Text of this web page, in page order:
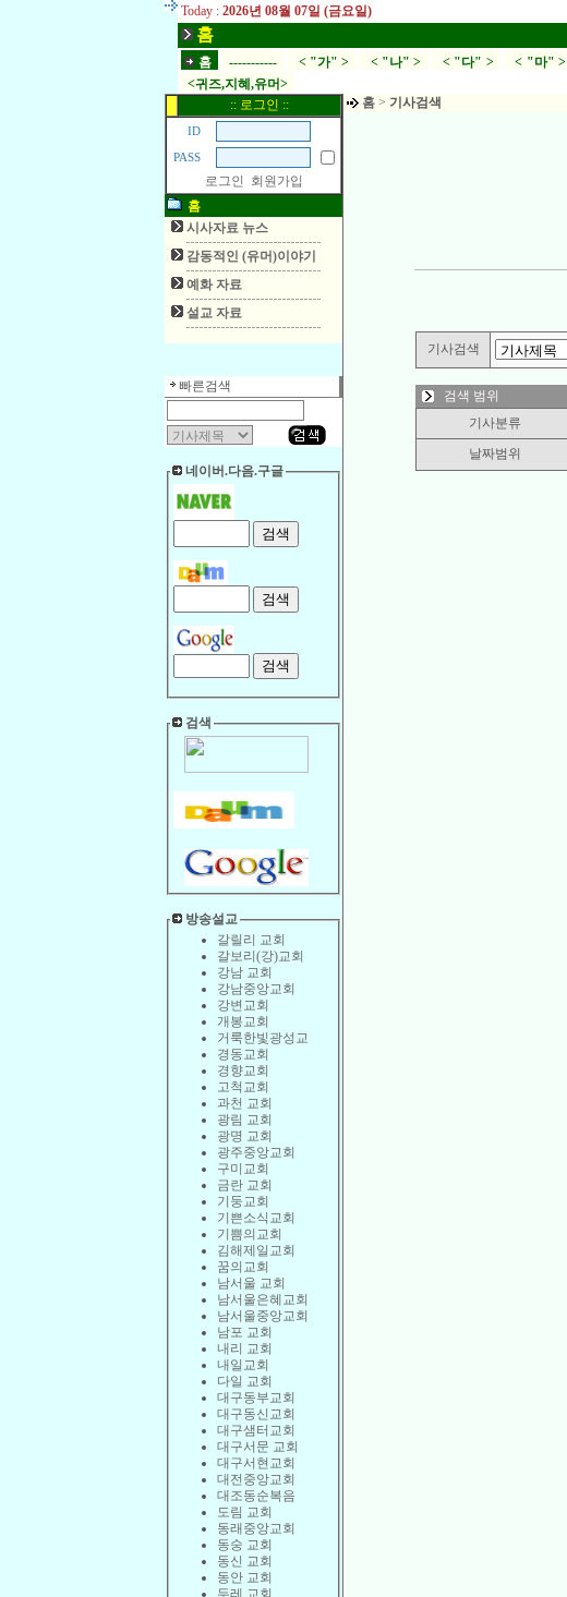
Today : 2026년 08월 07일 (금요일)
홈
홈
----------- < "가" > < "나" > < "다" > < "마" >
<귀즈,지혜,유머>
:: 로그인 ::
ID
PASS
로그인
회원가입
홈
시사자료 뉴스
감동적인 (유머)이야기
예화 자료
설교 자료
빠른검색
네이버.다음.구글
검색
방송설교
갈릴리 교회
갈보리(강)교회
강남 교회
강남중앙교회
강변교회
개봉교회
거룩한빛광성교
경동교회
경향교회
고척교회
과천 교회
광림 교회
광명 교회
광주중앙교회
구미교회
금란 교회
기둥교회
기쁜소식교회
기쁨의교회
김해제일교회
꿈의교회
남서울 교회
남서울은혜교회
남서울중앙교회
남포 교회
내리 교회
내일교회
다일 교회
대구동부교회
대구동신교회
대구샘터교회
대구서문 교회
대구서현교회
대전중앙교회
대조동순복음
도림 교회
동래중앙교회
동숭 교회
동신 교회
동안 교회
두레 교회
홈 > 기사검색
기사검색
검색 범위
기사분류
날짜범위